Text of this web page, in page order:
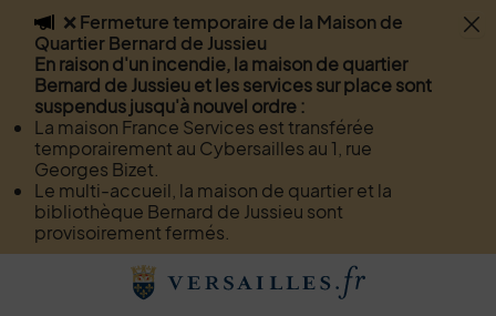
Flash info
❌ Fermeture temporaire de la Maison de
Quartier Bernard de Jussieu
En raison d'un incendie, la maison de quartier
Bernard de Jussieu et les services sur place sont
suspendus jusqu'à nouvel ordre :
La maison France Services est transférée
temporairement au Cybersailles au 1, rue
Georges Bizet.
Le multi-accueil, la maison de quartier et la
bibliothèque Bernard de Jussieu sont
provisoirement fermés.
Menu de raccourcis
Menu
Recherche
Page de contact
Contenu
Retour à l'accueil